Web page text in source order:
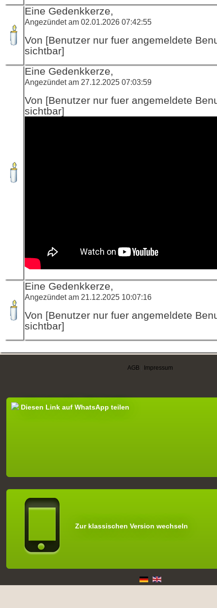
Eine Gedenkkerze,
Angezündet am 02.01.2026 07:42:55
Von [Benutzer nur fuer angemeldete
sichtbar]
Eine Gedenkkerze,
Angezündet am 27.12.2025 07:03:59
Von [Benutzer nur fuer angemeldete
sichtbar]
Eine Gedenkkerze,
Angezündet am 21.12.2025 10:07:16
Von [Benutzer nur fuer angemeldete
sichtbar]
AGB Impressum
Diesen Link auf WhatsApp teilen
Zur klassischen Version wechseln